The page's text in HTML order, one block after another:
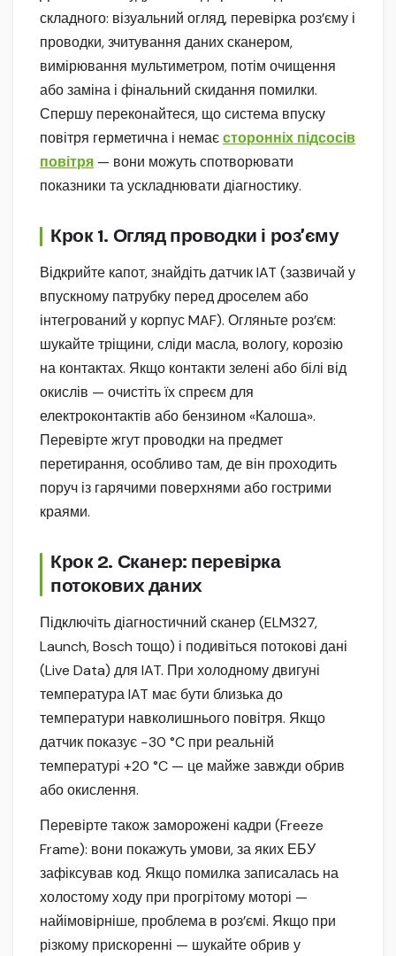
складного: візуальний огляд, перевірка роз’єму і
проводки, зчитування даних сканером,
вимірювання мультиметром, потім очищення
або заміна і фінальний скидання помилки.
Спершу переконайтеся, що система впуску
повітря герметична і немаєсторонніх підсосів
повітря — вони можуть спотворювати
показники та ускладнювати діагностику.
Крок 1. Огляд проводки і роз’єму
Відкрийте капот, знайдіть датчик IAT (зазвичай у
впускному патрубку перед дроселем або
інтегрований у корпус MAF). Огляньте роз’єм:
шукайте тріщини, сліди масла, вологу, корозію
на контактах. Якщо контакти зелені або білі від
окислів — очистіть їх спреєм для
електроконтактів або бензином «Калоша».
Перевірте жгут проводки на предмет
перетирання, особливо там, де він проходить
поруч із гарячими поверхнями або гострими
краями.
Крок 2. Сканер: перевірка
потокових даних
Підключіть діагностичний сканер (ELM327,
Launch, Bosch тощо) і подивіться потокові дані
(Live Data) для IAT. При холодному двигуні
температура IAT має бути близька до
температури навколишнього повітря. Якщо
датчик показує −30 °C при реальній
температурі +20 °C — це майже завжди обрив
або окислення.
Перевірте також заморожені кадри (Freeze
Frame): вони покажуть умови, за яких ЕБУ
зафіксував код. Якщо помилка записалась на
холостому ходу при прогрітому моторі —
найімовірніше, проблема в роз’ємі. Якщо при
різкому прискоренні — шукайте обрив у